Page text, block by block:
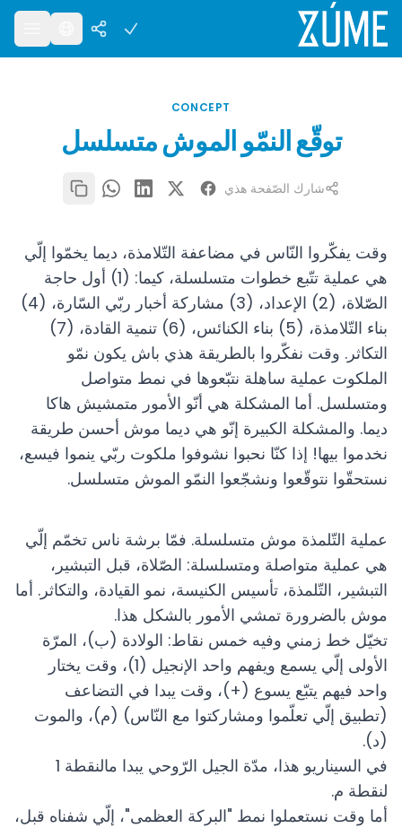
CONCEPT
توقّع النمّو الموش متسلسل
شارك الصّفحة هذي
وقت يفكّروا النّاس في مضاعفة التّلامذة، ديما يخمّوا إلّي
هي عملية تتّبع خطوات متسلسلة، كيما: (1) أول حاجة
الصّلاة، (2) الإعداد، (3) مشاركة أخبار ربّي السّارة، (4)
بناء التّلامذة، (5) بناء الكنائس، (6) تنمية القادة، (7)
التكاثر. وقت نفكّروا بالطريقة هذي باش يكون نمّو
الملكوت عملية ساهلة نتبّعوها في نمط متواصل
ومتسلسل. أما المشكلة هي أنّو الأمور متمشيش هاكا
ديما. والمشكلة الكبيرة إنّو هي ديما موش أحسن طريقة
نخدموا بيها! إذا كنّا نحبوا نشوفوا ملكوت ربّي ينموا فيسع،
نستحقّوا نتوقّعوا ونشجّعوا النمّو الموش متسلسل.
عملية التّلمذة موش متسلسلة. فمّا برشة ناس تخمّم إلّي
هي عملية متواصلة ومتسلسلة: الصّلاة، قبل التبشير،
التبشير، التّلمذة، تأسيس الكنيسة، نمو القيادة، والتكاثر. أما
موش بالضرورة تمشي الأمور بالشكل هذا.
تخيّل خط زمني وفيه خمس نقاط: الولادة (ب)، المرّة
الأولى إلّي يسمع ويفهم واحد الإنجيل (1)، وقت يختار
واحد فيهم يتبّع يسوع (+)، وقت يبدا في التضاعف
(تطبيق إلّي تعلّموا ومشاركتوا مع النّاس) (م)، والموت
(د).
في السيناريو هذا، مدّة الجيل الرّوحي يبدا مالنقطة 1
لنقطة م.
أما وقت نستعملوا نمط "البركة العظمى"، إلّي شفناه قبل،